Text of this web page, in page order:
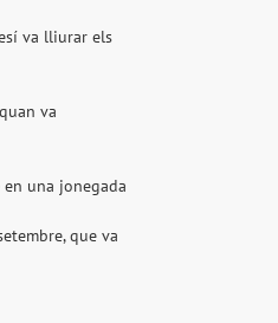
va lliurar els
va
una jonegada
que va